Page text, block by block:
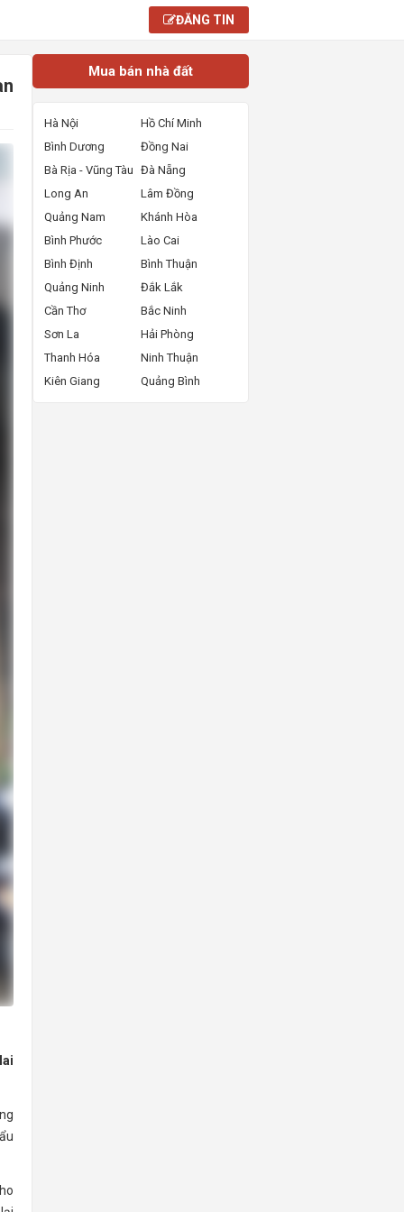
ĐĂNG TIN
Mua bán nhà đất
Hà Nội
Hồ Chí Minh
Bình Dương
Đồng Nai
Bà Rịa - Vũng Tàu Đà Nẵng
Long An
Lâm Đồng
Quảng Nam
Khánh Hòa
Bình Phước
Lào Cai
Bình Định
Bình Thuận
Quảng Ninh
Đắk Lắk
Cần Thơ
Bắc Ninh
Sơn La
Hải Phòng
Thanh Hóa
Ninh Thuận
Kiên Giang
Quảng Bình